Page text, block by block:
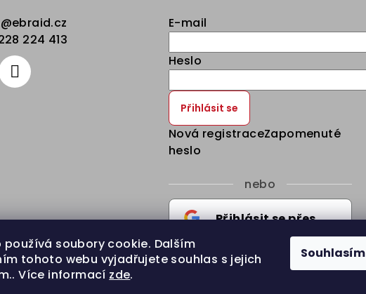
používá soubory cookie. Dalším
tohoto webu vyjadřujete souhlas s jejich
Více informací zde.
Souhlasím
@ebraid.cz
224 413
E-mail
Heslo
Přihlásit se
Nová registraceZapomenuté
heslo
nebo
Přihlásit se přes
Google
Přihlásit se přes